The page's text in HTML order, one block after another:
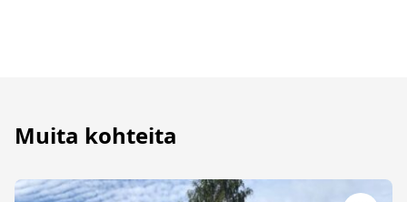
Muita kohteita